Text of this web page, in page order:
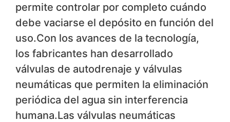
permite controlar por completo cuándo
debe vaciarse el depósito en función del
uso.Con los avances de la tecnología,
los fabricantes han desarrollado
válvulas de autodrenaje y válvulas
neumáticas que permiten la eliminación
periódica del agua sin interferencia
humana.Las válvulas neumáticas